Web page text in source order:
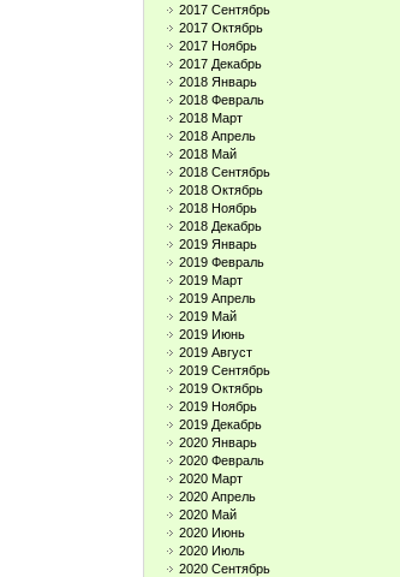
2017 Сентябрь
2017 Октябрь
2017 Ноябрь
2017 Декабрь
2018 Январь
2018 Февраль
2018 Март
2018 Апрель
2018 Май
2018 Сентябрь
2018 Октябрь
2018 Ноябрь
2018 Декабрь
2019 Январь
2019 Февраль
2019 Март
2019 Апрель
2019 Май
2019 Июнь
2019 Август
2019 Сентябрь
2019 Октябрь
2019 Ноябрь
2019 Декабрь
2020 Январь
2020 Февраль
2020 Март
2020 Апрель
2020 Май
2020 Июнь
2020 Июль
2020 Сентябрь